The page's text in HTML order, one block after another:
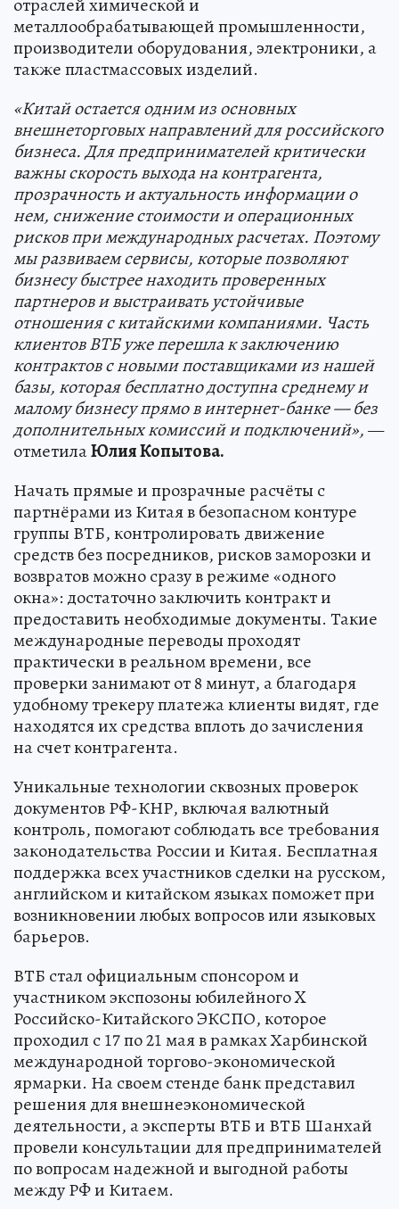
металлообрабатывающей промышленности,
производители оборудования, электроники, а
также пластмассовых изделий.
«Китай остается одним из основных
внешнеторговых направлений для российского
бизнеса. Для предпринимателей критически
важны скорость выхода на контрагента,
прозрачность и актуальность информации о
нем, снижение стоимости и операционных
рисков при международных расчетах. Поэтому
мы развиваем сервисы, которые позволяют
бизнесу быстрее находить проверенных
партнеров и выстраивать устойчивые
отношения с китайскими компаниями. Часть
клиентов ВТБ уже перешла к заключению
контрактов с новыми поставщиками из нашей
базы, которая бесплатно доступна среднему и
малому бизнесу прямо в интернет-банке — без
дополнительных комиссий и подключений»,—
отметилаЮлия Копытова.
Начать прямые и прозрачные расчёты с
партнёрами из Китая в безопасном контуре
группы ВТБ, контролировать движение
средств без посредников, рисков заморозки и
возвратов можно сразу в режиме «одного
окна»: достаточно заключить контракт и
предоставить необходимые документы. Такие
международные переводы проходят
практически в реальном времени, все
проверки занимают от 8 минут, а благодаря
удобному трекеру платежа клиенты видят, где
находятся их средства вплоть до зачисления
на счет контрагента.
Уникальные технологии сквозных проверок
документов РФ-КНР, включая валютный
контроль, помогают соблюдать все требования
законодательства России и Китая. Бесплатная
поддержка всех участников сделки на русском,
английском и китайском языках поможет при
возникновении любых вопросов или языковых
барьеров.
ВТБ стал официальным спонсором и
участником экспозоны юбилейного X
Российско-Китайского ЭКСПО, которое
проходил с 17 по 21 мая в рамках Харбинской
международной торгово-экономической
ярмарки. На своем стенде банк представил
решения для внешнеэкономической
деятельности, а эксперты ВТБ и ВТБ Шанхай
провели консультации для предпринимателей
по вопросам надежной и выгодной работы
между РФ и Китаем.